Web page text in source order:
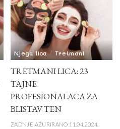
Njega lica Tretmani
TRETMANI LICA: 23
TAJNE
PROFESIONALACA ZA
BLISTAV TEN
ZADNJE AŽURIRANO 11.04.2024.